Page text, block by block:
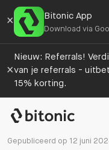
× Bitonic App
Download via
×
Nieuw: Referrals!
van je referrals -
15% korting.
Gepubliceerd op 12 juni